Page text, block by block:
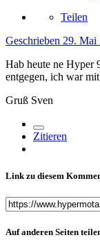
Teilen
Geschrieben 29. Mai
Hab heute ne Hyper
entgegen, ich war
Gruß Sven
Zitieren
Link zu diesem
Auf anderen Seiten